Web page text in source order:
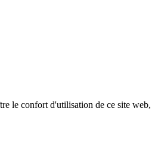
le confort d'utilisation de ce site web,